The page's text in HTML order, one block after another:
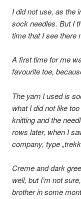
I did not use, as the
sock needles. But I
time that I see there
A first time for me
favourite toe,
The yarn I used is
what I did not like
knitting and the
rows later, when I
company, type
Creme and dark
well, but I’m not
brother in some